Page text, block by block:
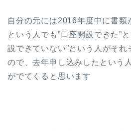
自分の元には2016年度中に書類
という人でも”口座開設できた”
設できていない”という人がそれ
ので、去年申し込みしたという
がでてくると思います